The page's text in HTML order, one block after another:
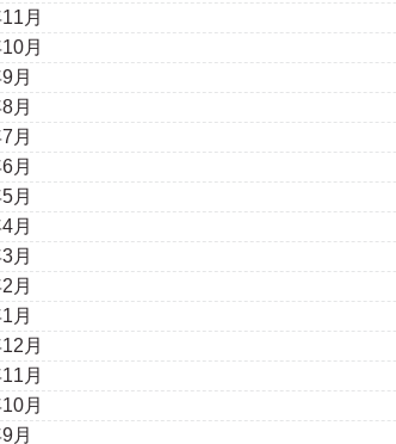
月
月
月
月
月
月
月
月
月
月
月
月
月
月
月